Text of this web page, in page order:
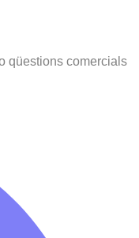
qüestions comercials